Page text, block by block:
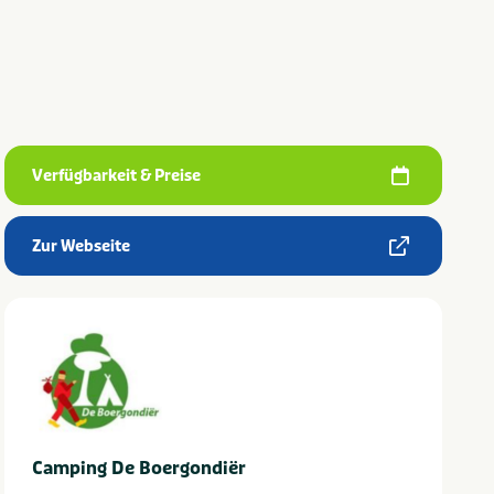
Verfügbarkeit & Preise
Zur Webseite
Camping De Boergondiër